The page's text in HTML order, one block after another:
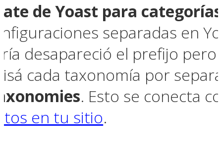
de Yoast para
separadas en
desapareció el prefijo
cada taxonomía por
. Esto se conecta
en tu sitio.